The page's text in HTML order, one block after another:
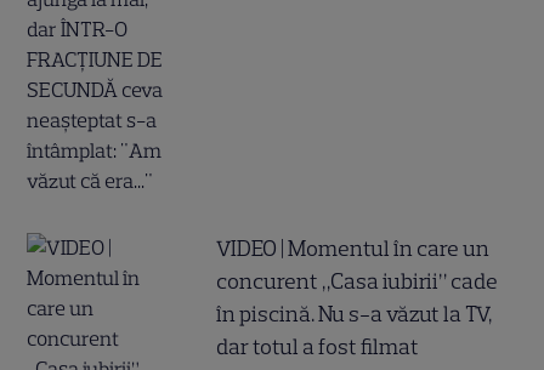
VIDEO | Momentul în care un
concurent „Casa iubirii” cade
în piscină. Nu s-a văzut la TV,
dar totul a fost filmat